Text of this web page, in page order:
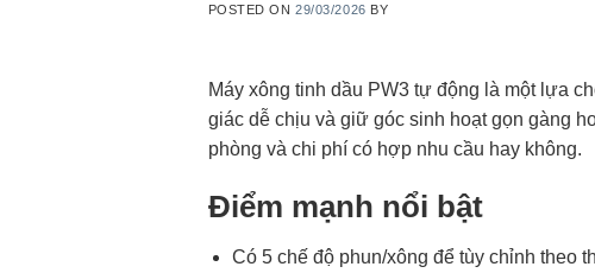
POSTED ON29/03/2026 BY
Máy xông tinh dầu PW3 tự động là một lựa
giác dễ chịu và giữ góc sinh hoạt gọn gàng
phòng và chi phí có hợp nhu cầu hay không.
Điểm mạnh nổi bật
Có 5 chế độ phun/xông để tùy chỉnh theo